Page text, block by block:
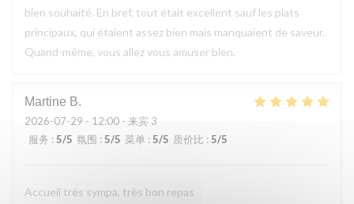
bien souhaité. En bref, tout était excellent sauf les plats
principaux, qui étaient assez bien mais manquaient de saveur.
Quand-même, vous allez vous amuser bien.
Martine B
2026-07-29 - 12:00 - 来宾 3
服务 : 5/5 氛围 : 5/5 菜单 : 5/5 质价比 : 5/5
Accueil très sympa, très bon repas